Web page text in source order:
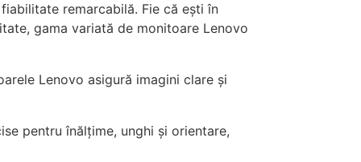
remarcabilă. Fie că ești în
gama variată de monitoare Lenovo
Lenovo asigură imagini clare și
pentru înălțime, unghi și orientare,